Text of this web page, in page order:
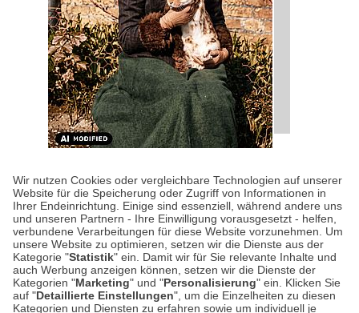
Wir nutzen Cookies oder vergleichbare Technologien auf unserer
Website für die Speicherung oder Zugriff von Informationen in
Ihrer Endeinrichtung. Einige sind essenziell, während andere uns
und unseren Partnern - Ihre Einwilligung vorausgesetzt - helfen,
verbundene Verarbeitungen für diese Website vorzunehmen. Um
unsere Website zu optimieren, setzen wir die Dienste aus der
Kategorie "Statistik" ein. Damit wir für Sie relevante Inhalte und
auch Werbung anzeigen können, setzen wir die Dienste der
Kategorien "Marketing" und "Personalisierung" ein. Klicken Sie
auf "Detaillierte Einstellungen", um die Einzelheiten zu diesen
Kategorien und Diensten zu erfahren sowie um individuell je
ARNOLD
Happy Birthday, Beatrix
Potter!
Wer kennt sie nicht, die Geschichten von
Peter Hase und Jemima Pratschel-Watschel?
Heute vor 160 Jahren wurde ihre großartige